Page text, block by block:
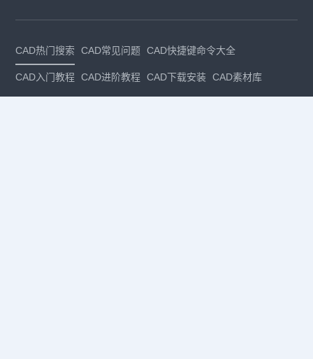
CAD热门搜索 CAD常见问题 CAD快捷键命令大全
CAD入门教程 CAD进阶教程 CAD下载安装 CAD素材库